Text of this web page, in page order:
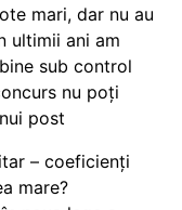
mari, dar nu au
ultimii ani am
sub control
nu poți
post
– coeficienți
mare?